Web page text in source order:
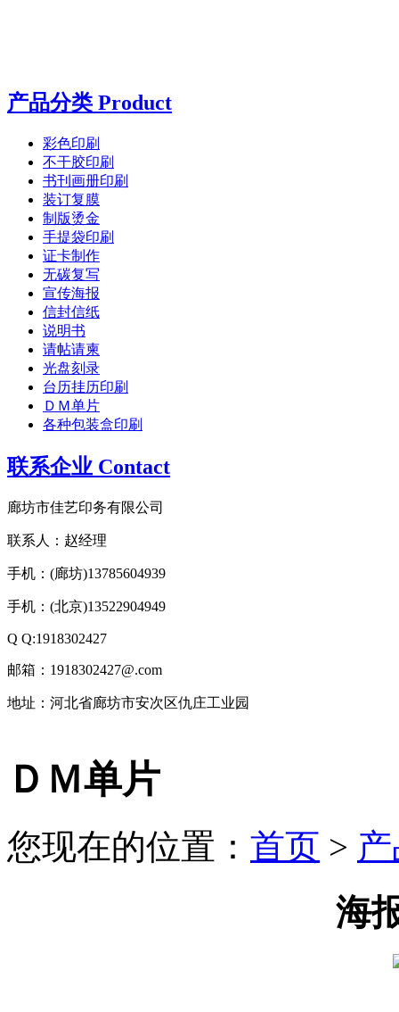
产品分类 Product
彩色印刷
不干胶印刷
书刊画册印刷
装订复膜
制版烫金
手提袋印刷
证卡制作
无碳复写
宣传海报
信封信纸
说明书
请帖请柬
光盘刻录
台历挂历印刷
ＤＭ单片
各种包装盒印刷
联系企业 Contact
廊坊市佳艺印务有限公司
联系人：赵经理
手机：(廊坊)13785604939
手机：(北京)13522904949
Q Q:1918302427
邮箱：1918302427@.com
地址：河北省廊坊市安次区仇庄工业园
术
支
京
有
ＤＭ单片
您现在的位置： 首页 >
海